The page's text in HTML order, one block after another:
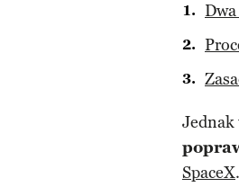
Jednak
SpaceX.